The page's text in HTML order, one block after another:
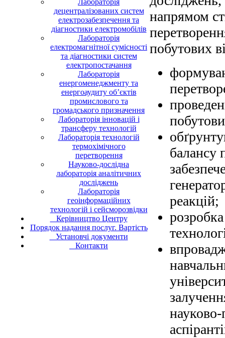
Лабораторія
децентралізованих систем
електрозабезпечення та
діагностики електромобілів
Лабораторія
електромагнітної сумісності
та діагностики систем
електропостачання
Лабораторія
енергоменеджменту та
енергоаудиту об’єктів
промислового та
громадського призначення
Лабораторія інновацій і
трансферу технологій
Лабораторія технологій
термохімічного
перетворення
Науково-дослідна
лабораторія аналітичних
досліджень
Лабораторія
геоінформаційних
технологій і сейсморозвідки
Керівництво Центру
Порядок надання послуг. Вартість
Установчі документи
Контакти
напрямом
побутових
балансу
реакцій;
науково-